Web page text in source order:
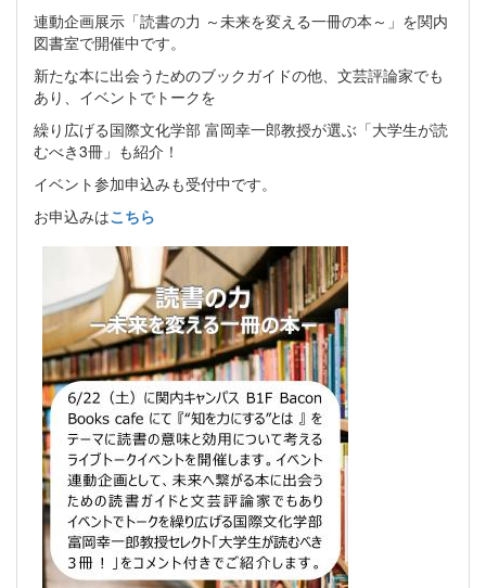
連動企画展示「読書の力 ～未来を変える一冊の本～」を関内
図書室で開催中です。
新たな本に出会うためのブックガイドの他、文芸評論家でも
あり、イベントでトークを
繰り広げる国際文化学部 富岡幸一郎教授が選ぶ「大学生が読
むべき3冊」も紹介！
イベント参加申込みも受付中です。
お申込みはこちら